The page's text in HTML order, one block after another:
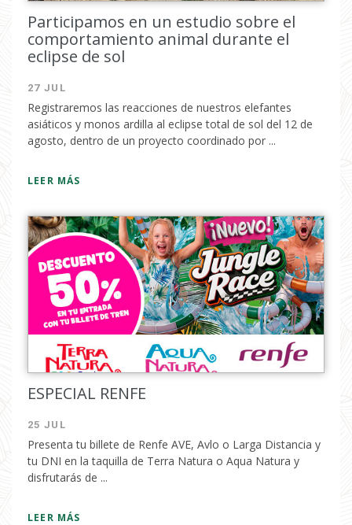
Participamos en un estudio sobre el
comportamiento animal durante el
eclipse de sol
27 JUL
Registraremos las reacciones de nuestros elefantes
asiáticos y monos ardilla al eclipse total de sol del 12 de
agosto, dentro de un proyecto coordinado por ...
LEER MÁS
ESPECIAL RENFE
25 JUL
Presenta tu billete de Renfe AVE, Avlo o Larga Distancia y
tu DNI en la taquilla de Terra Natura o Aqua Natura y
disfrutarás de ...
LEER MÁS